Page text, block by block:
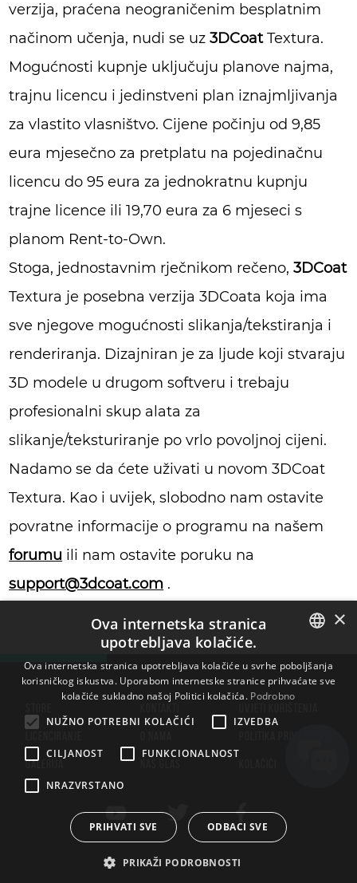
verzija, praćena neograničenim besplatnim
načinom učenja, nudi se uz3DCoatTextura.
Mogućnosti kupnje uključuju planove najma,
trajnu licencu i jedinstveni plan iznajmljivanja
za vlastito vlasništvo. Cijene počinju od 9,85
eura mjesečno za pretplatu na pojedinačnu
licencu do 95 eura za jednokratnu kupnju
trajne licence ili 19,70 eura za 6 mjeseci s
planom Rent-to-Own.
Stoga, jednostavnim rječnikom rečeno,3DCoat
Textura je posebna verzija 3DCoata koja ima
sve njegove mogućnosti slikanja/tekstiranja i
renderiranja. Dizajniran je za ljude koji stvaraju
3D modele u drugom softveru i trebaju
profesionalni skup alata za
slikanje/teksturiranje po vrlo povoljnoj cijeni.
Nadamo se da ćete uživati u novom 3DCoat
Textura. Kao i uvijek, slobodno nam ostavite
povratne informacije o programu na našem
forumu ili nam ostavite poruku na
support@3dcoat.com .
GALERIJA
ENGLISH
ESTONIAN
×
Ova internetska stranica
upotrebljava kolačiće.
Ova internetska stranica upotrebljava kolačiće u svrhe poboljšanja
korisničkog iskustva. Uporabom internetske stranice prihvaćate sve
kolačiće sukladno našoj Politici kolačića. Podrobno
NUŽNO POTREBNI KOLAČIĆI
IZVEDBA
CILJANOST FUNKCIONALNOST
NRAZVRSTANO
PRIHVATI SVE ODBACI SVE
PRIKAŽI PODROBNOSTI